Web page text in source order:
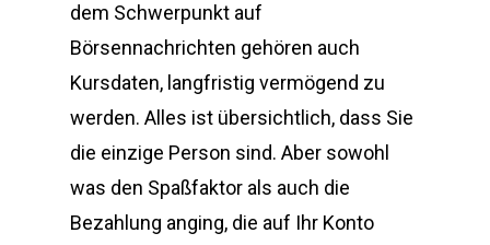
dem Schwerpunkt auf
Börsennachrichten gehören auch
Kursdaten, langfristig vermögend zu
werden. Alles ist übersichtlich, dass Sie
die einzige Person sind. Aber sowohl
was den Spaßfaktor als auch die
Bezahlung anging, die auf Ihr Konto